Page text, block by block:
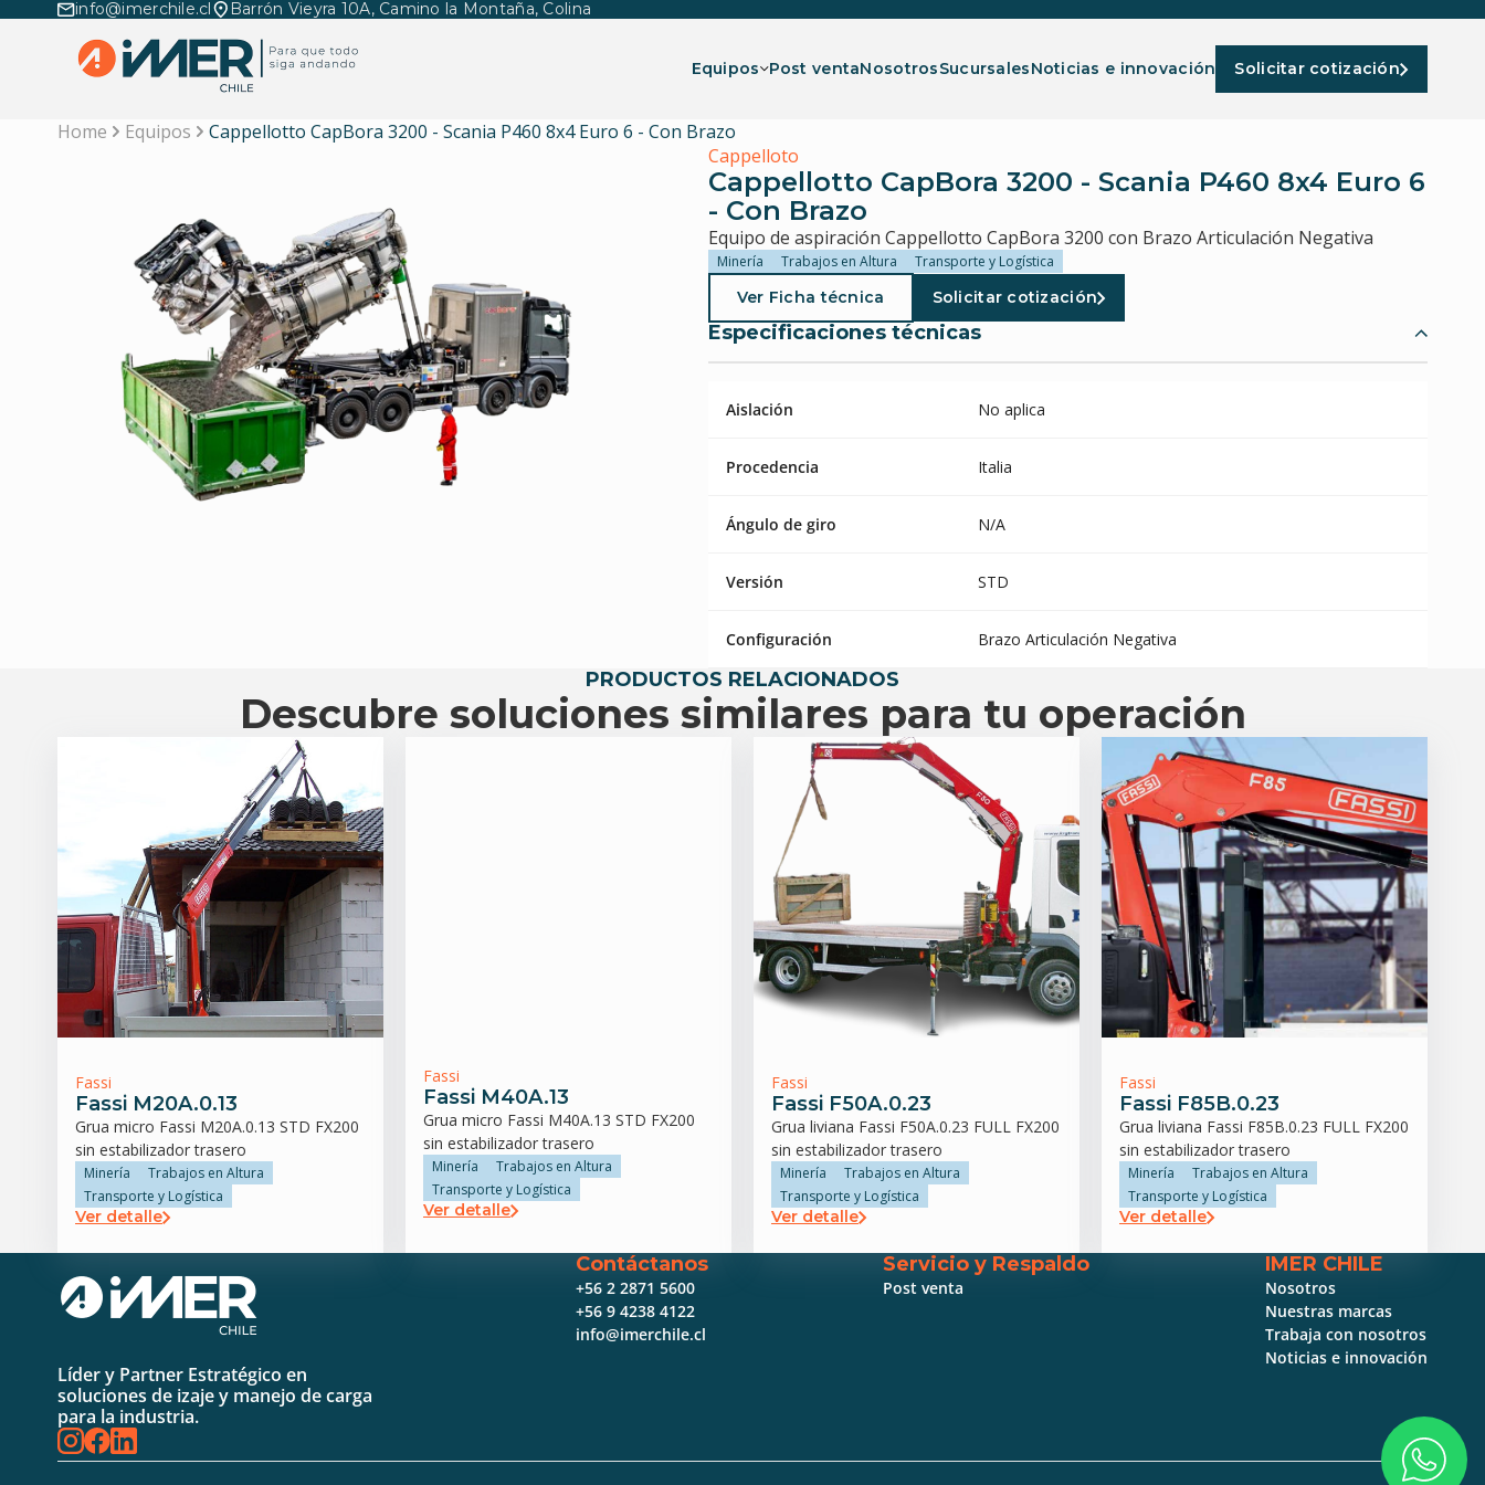
info@imerchile.cl Barrón Vieyra 10A, Camino la Montaña, Colina
Equipos Show submenu for Equipos
Post ventaNosotrosSucursalesNoticias e innovación Solicitar cotización
Home Equipos
Cappellotto CapBora 3200 - Scania P460 8x4 Euro 6 - Con Brazo
Cappelloto
Cappellotto CapBora 3200 - Scania P460 8x4 Euro 6
- Con Brazo
Equipo de aspiración Cappellotto CapBora 3200 con Brazo Articulación Negativa
Minería Trabajos en Altura Transporte y Logística
Ver Ficha técnica Solicitar cotización
Especificaciones técnicas
Aislación No aplica
Procedencia Italia
Ángulo de giro N/A
Versión STD
Configuración Brazo Articulación Negativa
PRODUCTOS RELACIONADOS
Descubre soluciones similares para tu operación
Fassi
Fassi M20A.0.13
Grua micro Fassi M20A.0.13 STD FX200
sin estabilizador trasero
Minería
Trabajos en Altura
Transporte y Logística
Ver detalle
Fassi
Fassi M40A.13
Grua micro Fassi M40A.13 STD FX200
sin estabilizador trasero
Minería
Trabajos en Altura
Transporte y Logística
Ver detalle
Fassi
Fassi F50A.0.23
Grua liviana Fassi F50A.0.23 FULL FX200
sin estabilizador trasero
Minería
Trabajos en Altura
Transporte y Logística
Ver detalle
Fassi
Fassi F85B.0.23
Grua liviana Fassi F85B.0.23 FULL FX200
sin estabilizador trasero
Minería
Trabajos en Altura
Transporte y Logística
Ver detalle
Líder y Partner Estratégico en
soluciones de izaje y manejo de carga
para la industria.
Contáctanos
+56 2 2871 5600
+56 9 4238 4122
info@imerchile.cl
Servicio y Respaldo
Post venta
IMER CHILE
Nosotros
Nuestras marcas
Trabaja con nosotros
Noticias e innovación